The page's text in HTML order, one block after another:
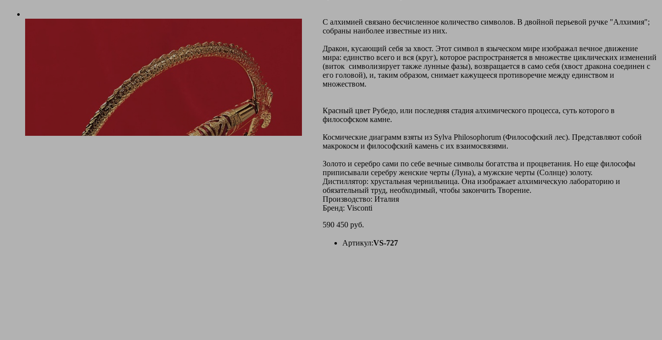
С алхимией связано бесчисленное количество символов. В двойной перьевой ручке "Алхимия";
собраны наиболее известные из них.
Дракон, кусающий себя за хвост. Этот символ в языческом мире изображал вечное движение
мира: единство всего и вся (круг), которое распространяется в множестве циклических изменений
(виток символизирует также лунные фазы), возвращается в само себя (хвост дракона соединен с
его головой), и, таким образом, снимает кажущееся противоречие между единством и
множеством.
Красный цвет Рубедо, или последняя стадия алхимического процесса, суть которого в
философском камне.
Космические диаграмм взяты из Sylva Philosophorum (Философский лес). Представляют собой
макрокосм и философский камень с их взаимосвязями.
Золото и серебро сами по себе вечные символы богатства и процветания. Но еще философы
приписывали серебру женские черты (Луна), а мужские черты (Солнце) золоту.
Дистиллятор: хрустальная чернильница. Она изображает алхимическую лабораторию и
обязательный труд, необходимый, чтобы закончить Творение.
Производство: Италия
Бренд: Visconti
590 450 руб.
Артикул:VS-727